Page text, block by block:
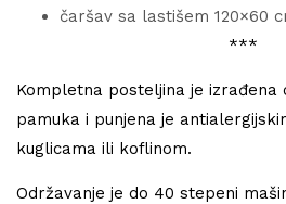
čaršav sa lastišem 120×60
***
Kompletna posteljina je izrađena
pamuka i punjena je
kuglicama ili koflinom.
Održavanje je do 40 stepeni